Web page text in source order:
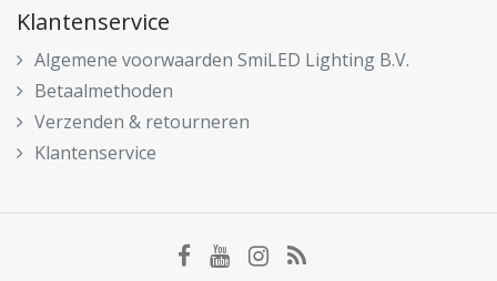
Klantenservice
Algemene voorwaarden SmiLED Lighting B.V.
Betaalmethoden
Verzenden & retourneren
Klantenservice